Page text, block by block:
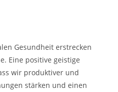
Gesundheit erstrecken
Eine positive geistige
wir produktiver und
stärken und einen